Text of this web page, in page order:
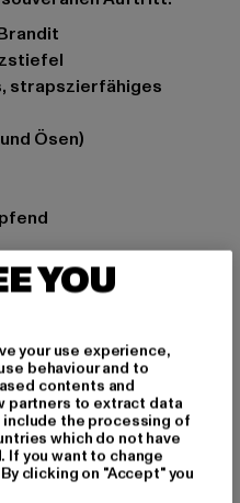
Ösen)
ölresistent
Textil
YOU
your use experience,
behaviour and to
contents and
partners to extract data
include the processing of
which do not have
If you want to change
clicking on "Accept" you